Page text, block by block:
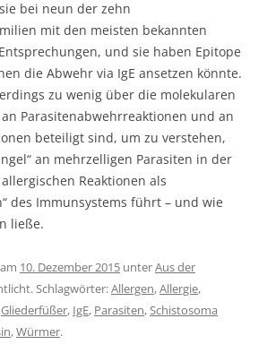
bei neun der zehn
mit den meisten bekannten
und sie haben Epitope
die Abwehr via IgE ansetzen könnte.
zu wenig über die molekularen
Parasitenabwehrreaktionen und an
beteiligt sind, um zu verstehen,
an mehrzelligen Parasiten in der
Reaktionen als
des Immunsystems führt – und wie
ließe.
10. Dezember 2015 unterAus der
Schlagwörter:Allergen,Allergie,
Gliederfüßer, IgE, Parasiten,Schistosoma
,Würmer.